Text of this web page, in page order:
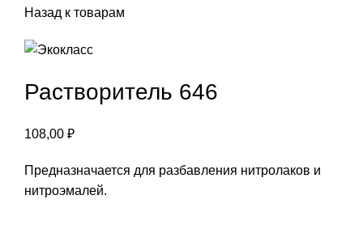
Назад к товарам
Растворитель 646
108,00 ₽
Предназначается для разбавления нитролаков и
нитроэмалей.